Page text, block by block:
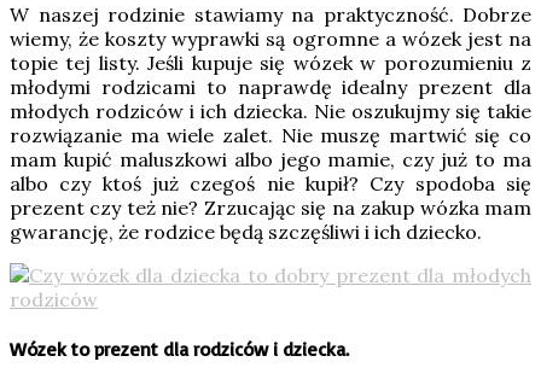
W naszej rodzinie stawiamy na praktyczność. Dobrze
wiemy, że koszty wyprawki są ogromne a wózek jest na
topie tej listy. Jeśli kupuje się wózek w porozumieniu z
młodymi rodzicami to naprawdę idealny prezent dla
młodych rodziców i ich dziecka. Nie oszukujmy się takie
rozwiązanie ma wiele zalet. Nie muszę martwić się co
mam kupić maluszkowi albo jego mamie, czy już to ma
albo czy ktoś już czegoś nie kupił? Czy spodoba się
prezent czy też nie? Zrzucając się na zakup wózka mam
gwarancję, że rodzice będą szczęśliwi i ich dziecko.
Wózek to prezent dla rodziców i dziecka.